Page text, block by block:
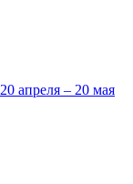
20 апреля – 20 мая